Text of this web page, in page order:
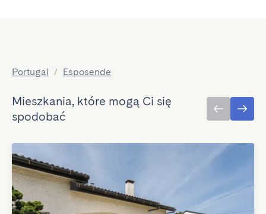
Portugal / Esposende
Mieszkania, które mogą Ci się
spodobać